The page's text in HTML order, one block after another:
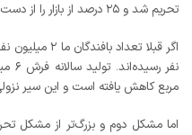
تحریم شد و ۲۵ درصد از بازار را از دست دادیم.
اگر قبلا
مربع کاهش یافته است و این سیر
اما مشکل دوم و بزرگ‌تر از مشکل